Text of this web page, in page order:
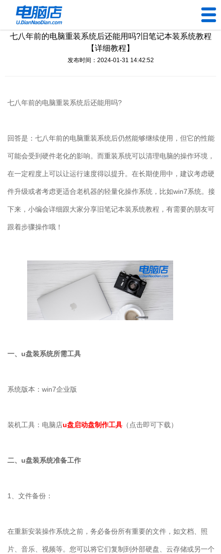
U盘工具
电脑问题
七八年前的电脑重装系统后还能用吗?旧笔记本装系统教程
【详细教程】
发布时间：2024-01-31 14:42:52
七八年前的电脑重装系统后还能用吗?
回答是：七八年前的电脑重装系统后仍然能够继续使用，但它的性能
可能会受到硬件老化的影响。而重装系统可以清理电脑的操作环境，
在一定程度上可以让运行速度得以提升。在长期使用中，建议考虑硬
件升级或者考虑更适合老机器的轻量化操作系统，比如win7系统。接
下来，小编会详细跟大家分享旧笔记本装系统教程，有需要的朋友可
跟着步骤操作哦！
一、 u盘装系统所需工具
系统版本： win7企业版
装机工具：电脑店u盘启动盘制作工具 （点击即可下载）
二、 u盘装系统准备工作
1、文件备份：
在重新安装操作系统之前，务必备份所有重要的文件，如文档、照
片、音乐、视频等。您可以将它们复制到外部硬盘、云存储或另一个